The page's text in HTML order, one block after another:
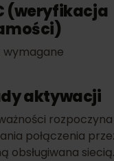
(weryfikacja
wymagane
aktywacji
połączenia
obsługiwana siecią.